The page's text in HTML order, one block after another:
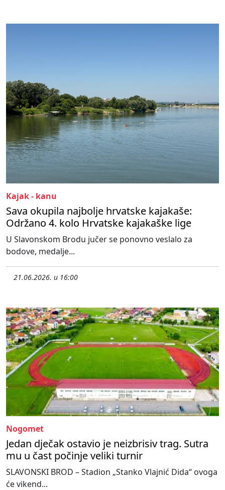
Kajak - kanu
Sava okupila najbolje hrvatske kajakaše:
Održano 4. kolo Hrvatske kajakaške lige
U Slavonskom Brodu jučer se ponovno veslalo za
bodove, medalje...
21.06.2026. u 16:00
Nogomet
Jedan dječak ostavio je neizbrisiv trag. Sutra
mu u čast počinje veliki turnir
SLAVONSKI BROD – Stadion „Stanko Vlajnić Dida“ ovoga
će vikend...